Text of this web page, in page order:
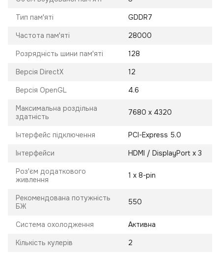
Тип пам'яті GDDR7
Частота пам'яті 28000
Розрядність шини пам'яті 128
Версія DirectX 12
Версія OpenGL 4.6
Максимальна роздільна
здатність
7680 x 4320
Інтерфейс підключення PCI-Express 5.0
Інтерфейси HDMI / DisplayPort x 3
Роз'єм додаткового
живлення
1 x 8-pin
Рекомендована потужність
БЖ
550
Система охолодження Активна
Кількість кулерів 2